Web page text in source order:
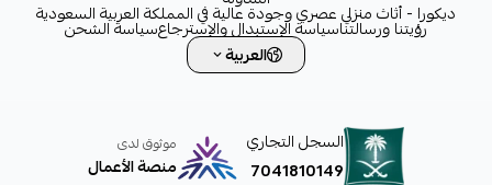
ديكورا - أثاث منزلي عصري وجودة عالية في المملكة العربية السعودية
رؤيتنا ورسالتناسياسة الإستبدال والإسترجاعسياسة الشحن
العربية
السجل التجاري
7041810149
موثوق لدى
منصة الأعمال